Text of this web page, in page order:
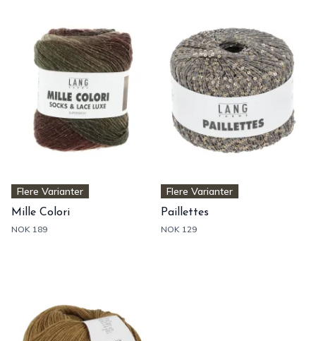
Flere Varianter
Mille Colori
NOK 189
Flere Varianter
Paillettes
NOK 129